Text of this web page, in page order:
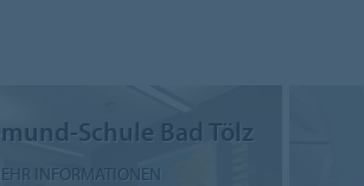
Schule Bad Tölz
INFORMATIONEN